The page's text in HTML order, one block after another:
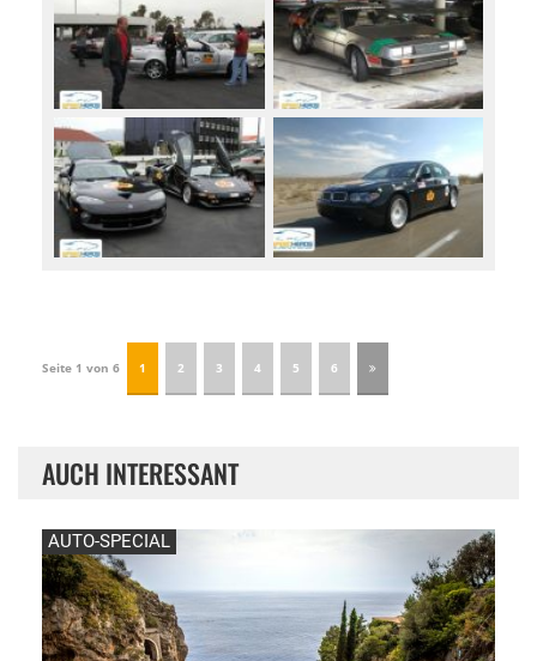
Seite 1 von 6 1 2 3 4 5 6
AUCH INTERESSANT
AUTO-SPECIAL